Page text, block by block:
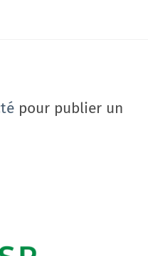
pour publier un